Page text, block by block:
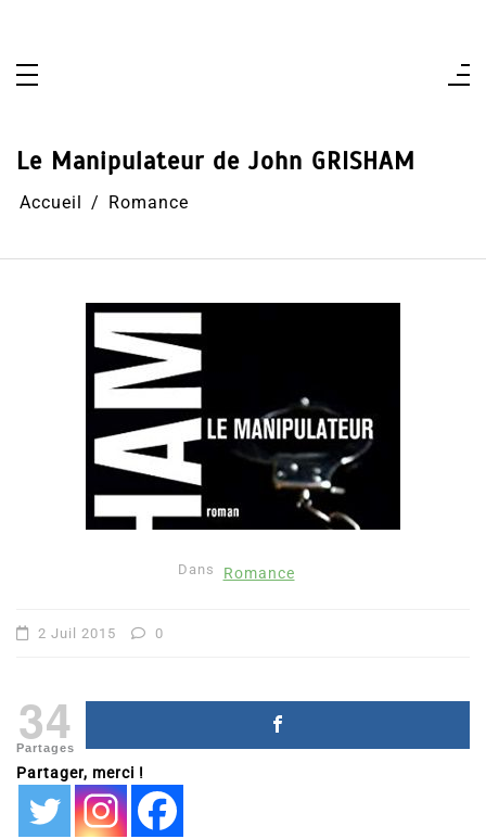
Le Manipulateur de John GRISHAM
Accueil Romance
Dans Romance
2 Juil 2015 0
34
Partages
Partager, merci !